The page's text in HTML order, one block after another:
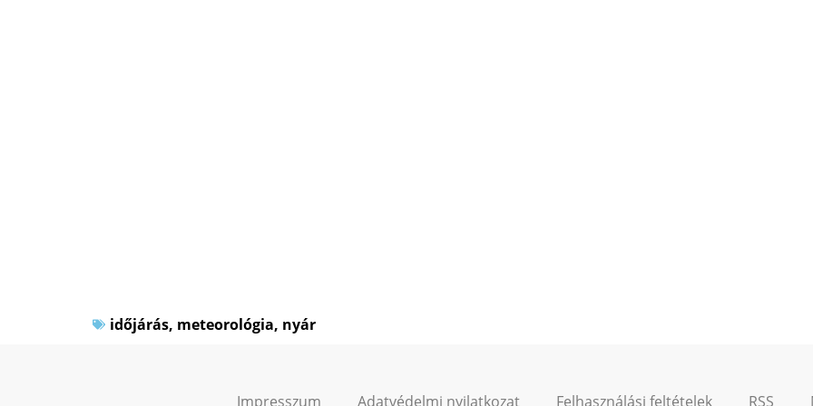
időjárás, meteorológia, nyár
Impresszum Adatvédelmi nyilatkozat Felhasználási feltételek RSS